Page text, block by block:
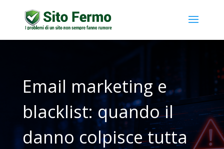
Email marketing e
blacklist: quando il
danno colpisce tutta